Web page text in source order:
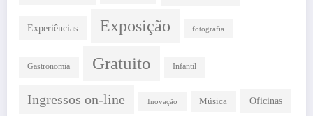
Experiências Exposição fotografia
Gastronomia Gratuito Infantil
Ingressos on-line Inovação Música Oficinas